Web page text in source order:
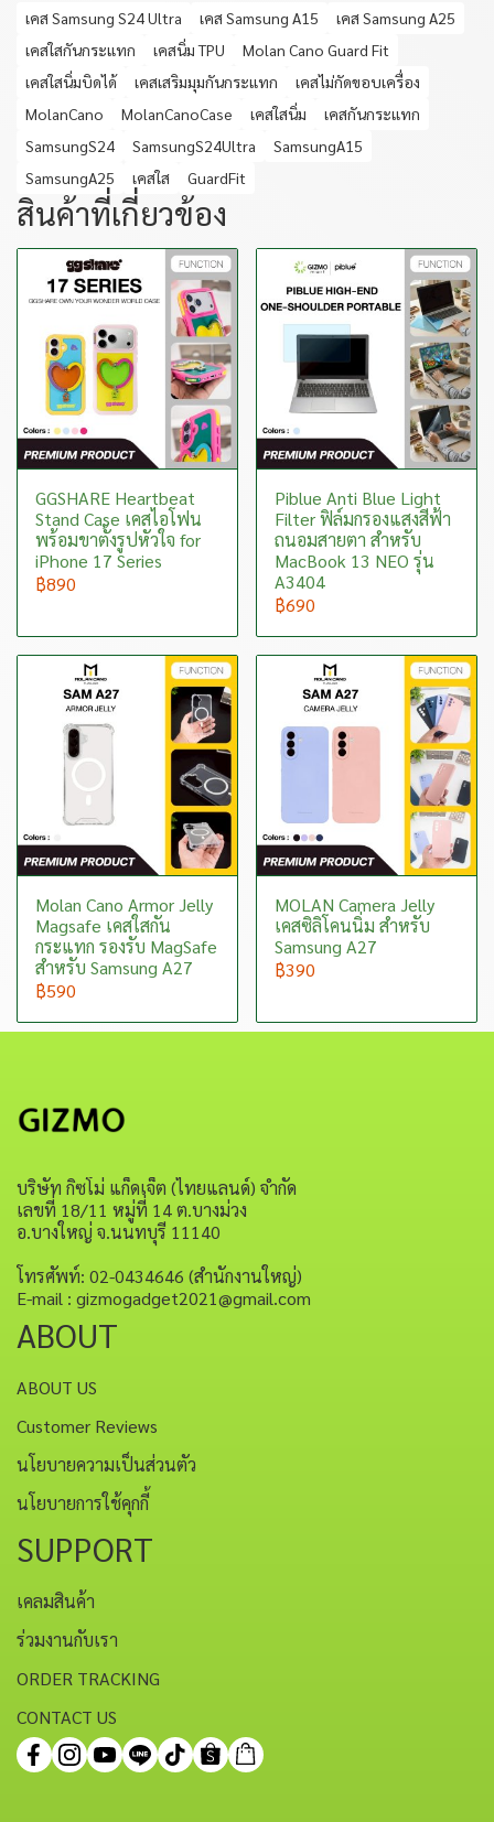
เคส Samsung S24 Ultra เคส Samsung A15
เคส Samsung A25
เคสใสกันกระแทก
เคสนิ่ม TPU
Molan Cano Guard Fit
เคสใสนิ่มบิดได้
เคสเสริมมุมกันกระแทก
เคสไม่กัดขอบเครื่อง
MolanCano
MolanCanoCase เคสใสนิ่ม
เคสกันกระแทก
SamsungS24
SamsungS24Ultra
SamsungA15
SamsungA25
เคสใส GuardFit
สินค้าที่เกี่ยวข้อง
GGSHARE Heartbeat
Stand Case เคสไอโฟน
พร้อมขาตั้งรูปหัวใจ for
iPhone 17 Series
฿890
Piblue Anti Blue Light
Filter ฟิล์มกรองแสงสีฟ้า
ถนอมสายตา สำหรับ
MacBook 13 NEO รุ่น
A3404
฿690
Molan Cano Armor Jelly
Magsafe เคสใสกัน
กระแทก รองรับ MagSafe
สำหรับ Samsung A27
฿590
MOLAN Camera Jelly
เคสซิลิโคนนิ่ม สำหรับ
Samsung A27
฿390
บริษัท กิซโม่ แก็ดเจ็ต (ไทยแลนด์) จำกัด
เลขที่ 18/11 หมู่ที่ 14 ต.บางม่วง
อ.บางใหญ่ จ.นนทบุรี 11140
โทรศัพท์: 02-0434646 (สำนักงานใหญ่)
E-mail : gizmogadget2021@gmail.com
ABOUT
ABOUT US
Customer Reviews
นโยบายความเป็นส่วนตัว
นโยบายการใช้คุกกี้
SUPPORT
เคลมสินค้า
ร่วมงานกับเรา
ORDER TRACKING
CONTACT US